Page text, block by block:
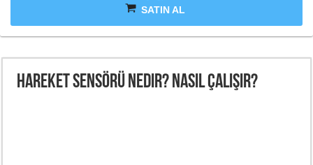
SATIN AL
Hareket Sensörü Nedir? Nasıl Çalışır?